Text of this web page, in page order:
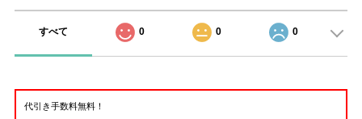
すべて 0 0 0
代引き手数料無料！